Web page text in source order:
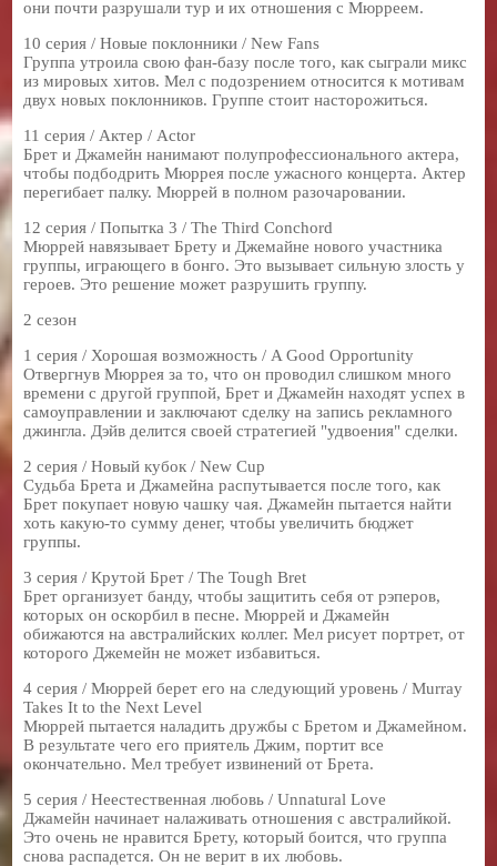
они почти разрушали тур и их отношения с Мюрреем.
10 серия / Новые поклонники / New Fans
Группа утроила свою фан-базу после того, как сыграли микс
из мировых хитов. Мел с подозрением относится к мотивам
двух новых поклонников. Группе стоит насторожиться.
11 серия / Актер / Actor
Брет и Джамейн нанимают полупрофессионального актера,
чтобы подбодрить Мюррея после ужасного концерта. Актер
перегибает палку. Мюррей в полном разочаровании.
12 серия / Попытка 3 / The Third Conchord
Мюррей навязывает Брету и Джемайне нового участника
группы, играющего в бонго. Это вызывает сильную злость у
героев. Это решение может разрушить группу.
2 сезон
1 серия / Хорошая возможность / A Good Opportunity
Отвергнув Мюррея за то, что он проводил слишком много
времени с другой группой, Брет и Джамейн находят успех в
самоуправлении и заключают сделку на запись рекламного
джингла. Дэйв делится своей стратегией "удвоения" сделки.
2 серия / Новый кубок / New Cup
Судьба Брета и Джамейна распутывается после того, как
Брет покупает новую чашку чая. Джамейн пытается найти
хоть какую-то сумму денег, чтобы увеличить бюджет
группы.
3 серия / Крутой Брет / The Tough Bret
Брет организует банду, чтобы защитить себя от рэперов,
которых он оскорбил в песне. Мюррей и Джамейн
обижаются на австралийских коллег. Мел рисует портрет, от
которого Джемейн не может избавиться.
4 серия / Мюррей берет его на следующий уровень / Murray
Takes It to the Next Level
Мюррей пытается наладить дружбы с Бретом и Джамейном.
В результате чего его приятель Джим, портит все
окончательно. Мел требует извинений от Брета.
5 серия / Неестественная любовь / Unnatural Love
Джамейн начинает налаживать отношения с австралийкой.
Это очень не нравится Брету, который боится, что группа
снова распадется. Он не верит в их любовь.